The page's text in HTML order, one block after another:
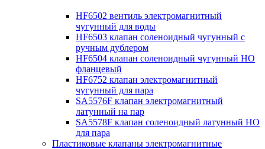
HF6502 вентиль электромагнитный
чугунный для воды
HF6503 клапан соленоидный чугунный с
ручным дублером
HF6504 клапан соленоидный чугунный НО
фланцевый
HF6752 клапан электромагнитный
чугунный для пара
SA5576F клапан электромагнитный
латунный на пар
SA5578F клапан соленоидный латунный НО
для пара
Пластиковые клапаны электромагнитные